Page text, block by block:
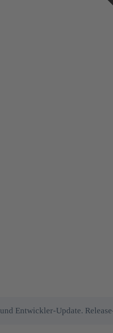
Entwickler-Update.